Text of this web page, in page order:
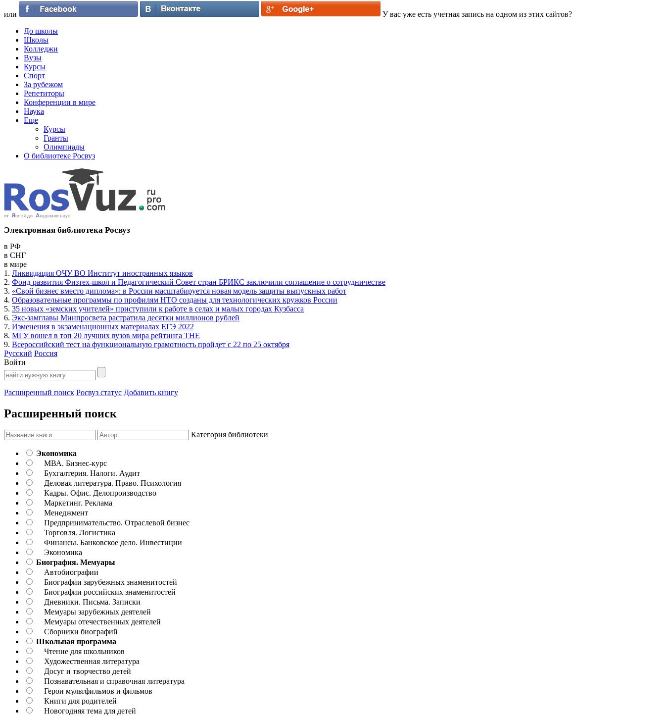
или
У вас уже есть учетная запись на одном из этих сайтов?
До школы
Школы
Колледжи
Вузы
Курсы
Спорт
За рубежом
Репетиторы
Конференции в мире
Наука
Еще
Курсы
Гранты
Олимпиады
О библиотеке Росвуз
Электронная библиотека Росвуз
в РФ
в СНГ
в мире
1. Ликвидация ОЧУ ВО Институт иностранных языков
2. Фонд развития Физтех-школ и Педагогический Совет стран БРИКС заключили соглашение о сотрудничестве
3. «Свой бизнес вместо диплома»: в России масштабируется новая модель защиты выпускных работ
4. Образовательные программы по профилям НТО созданы для технологических кружков России
5. 35 новых «земских учителей» приступили к работе в селах и малых городах Кузбасса
6. Экс-замглавы Минпросвета растратила десятки миллионов рублей
7. Изменения в экзаменационных материалах ЕГЭ 2022
8. МГУ вошел в топ 20 лучших вузов мира рейтинга THE
9. Всероссийский тест на функциональную грамотность пройдет с 22 по 25 октября
Русский Россия
Войти
Расширенный поиск Росвуз статус Добавить книгу
Расширенный поиск
Категория библиотеки
Экономика
МВА. Бизнес-курс
Бухгалтерия. Налоги. Аудит
Деловая литература. Право. Психология
Кадры. Офис. Делопроизводство
Маркетинг. Реклама
Менеджмент
Предпринимательство. Отраслевой бизнес
Торговля. Логистика
Финансы. Банковское дело. Инвестиции
Экономика
Биография. Мемуары
Автобиографии
Биографии зарубежных знаменитостей
Биографии российских знаменитостей
Дневники. Письма. Записки
Мемуары зарубежных деятелей
Мемуары отечественных деятелей
Сборники биографий
Школьная программа
Чтение для школьников
Художественная литература
Досуг и творчество детей
Познавательная и справочная литература
Герои мультфильмов и фильмов
Книги для родителей
Новогодняя тема для детей